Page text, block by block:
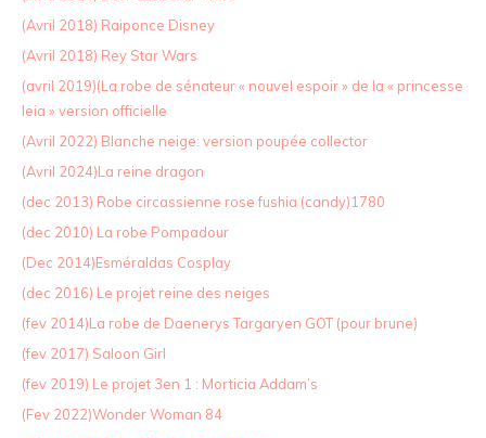
(Avril 2018) Raiponce Disney
(Avril 2018) Rey Star Wars
(avril 2019)(La robe de sénateur « nouvel espoir » de la « princesse
leia » version officielle
(Avril 2022) Blanche neige: version poupée collector
(Avril 2024)La reine dragon
(dec 2013) Robe circassienne rose fushia (candy)1780
(dec 2010) La robe Pompadour
(Dec 2014)Esméraldas Cosplay
(dec 2016) Le projet reine des neiges
(fev 2014)La robe de Daenerys Targaryen GOT (pour brune)
(fev 2017) Saloon Girl
(fev 2019) Le projet 3en 1 : Morticia Addam’s
(Fev 2022)Wonder Woman 84